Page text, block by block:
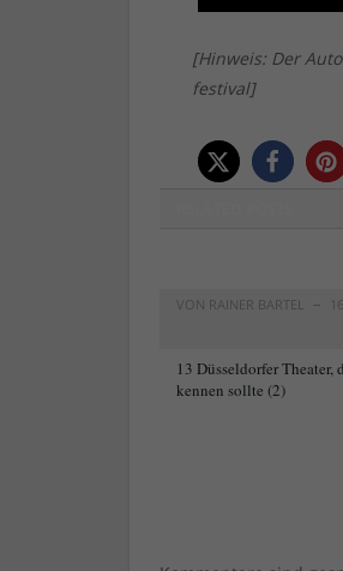
[Hinweis: Der
festival]
VON RAINER BARTEL
13 Düsseldorfer Theater,
kennen sollte (2)